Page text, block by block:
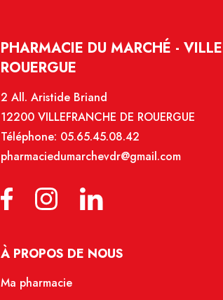
PHARMACIE DU MARCHÉ -
ROUERGUE
2 All. Aristide Briand
12200 VILLEFRANCHE DE ROUERGUE
Téléphone: 05.65.45.08.42
pharmaciedumarchevdr@gmail.com
À PROPOS DE NOUS
Ma pharmacie